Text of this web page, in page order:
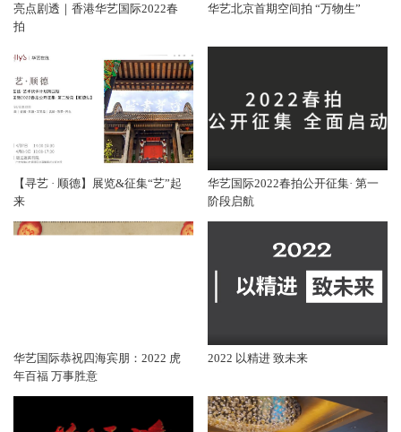
亮点剧透｜香港华艺国际2022春
拍
华艺北京首期空间拍 “万物生”
【寻艺 · 顺德】展览&征集“艺”起
来
华艺国际2022春拍公开征集· 第一
阶段启航
华艺国际恭祝四海宾朋：2022 虎
年百福 万事胜意
2022 以精进 致未来